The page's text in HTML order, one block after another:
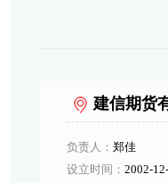
建信期货
负责人： 郑佳
设立时间： 2002-